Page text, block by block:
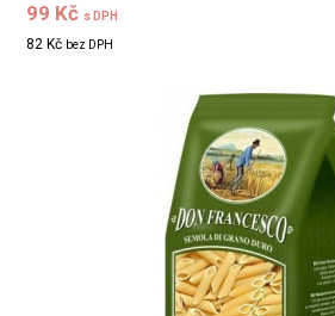
99 Kč s DPH
82 Kč bez DPH